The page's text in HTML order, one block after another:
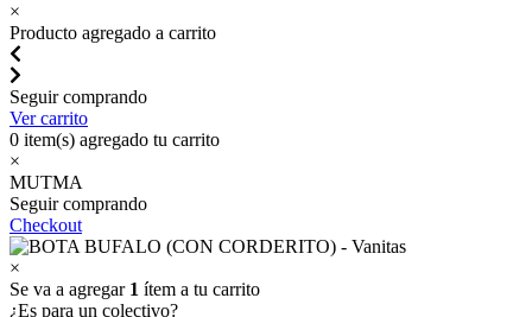
×
Producto agregado a carrito
Seguir comprando
Ver carrito
0 item(s) agregado tu carrito
×
MUTMA
Seguir comprando
Checkout
×
Se va a agregar 1 ítem a tu carrito
¿Es para un colectivo?